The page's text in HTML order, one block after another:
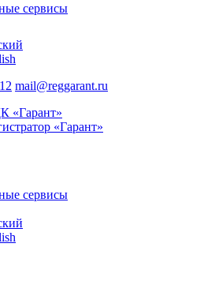
сервисы
mail@reggarant.ru
«Гарант»
«Гарант»
сервисы